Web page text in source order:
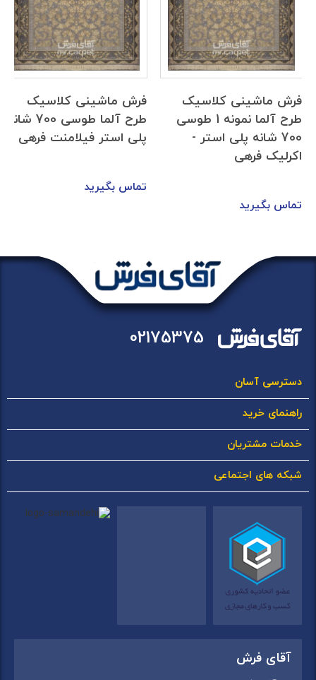
فرش ماشینی کلاسیک
طرح آلما نمونه 1 طوسی
700 شانه پلی استر -
اکرلیک فرهی
تماس بگیرید
فرش ماشینی کلاسیک
طرح آلما طوسی 700 شانه
پلی استر فیلامنت فرهی
تماس بگیرید
02175375
دسترسی آسان
راهنمای خرید
خدمات مشتریان
شبکه های اجتماعی
آقای فرش